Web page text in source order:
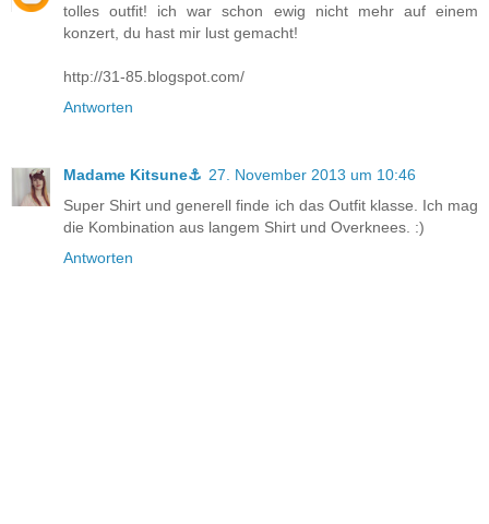
tolles outfit! ich war schon ewig nicht mehr auf einem
konzert, du hast mir lust gemacht!
http://31-85.blogspot.com/
Antworten
Madame Kitsune⚓ 27. November 2013 um 10:46
Super Shirt und generell finde ich das Outfit klasse. Ich mag
die Kombination aus langem Shirt und Overknees. :)
Antworten